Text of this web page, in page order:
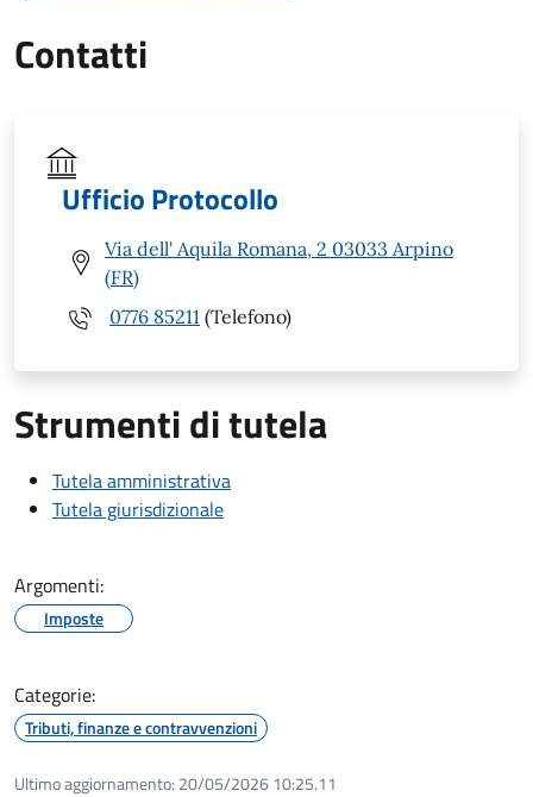
Contatti
Ufficio Protocollo
Via dell' Aquila Romana, 2 03033 Arpino
(FR)
0776 85211 (Telefono)
Strumenti di tutela
Tutela amministrativa
Tutela giurisdizionale
Argomenti:
Imposte
Categorie:
Tributi, finanze e contravvenzioni
Ultimo aggiornamento: 20/05/2026 10:25.11